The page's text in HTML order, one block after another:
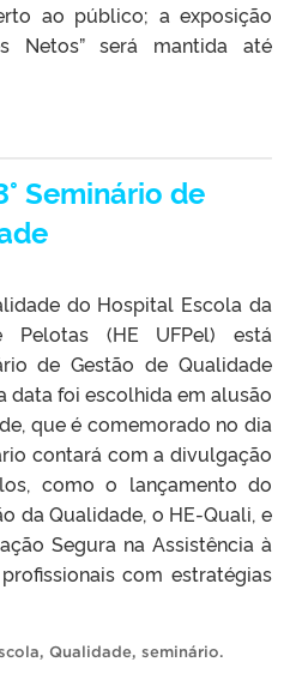
ao público; a exposição
Netos” será mantida até
Seminário de
do Hospital Escola da
Pelotas (HE UFPel) está
de Gestão de Qualidade
data foi escolhida em alusão
que é comemorado no dia
contará com a divulgação
como o lançamento do
da Qualidade, o HE-Quali, e
Segura na Assistência à
com estratégias
, Qualidade, seminário.